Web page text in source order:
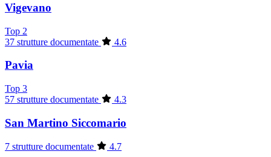
Vigevano
Top 2
37 strutture documentate
4.6
Pavia
Top 3
57 strutture documentate
4.3
San Martino Siccomario
7 strutture documentate 4.7